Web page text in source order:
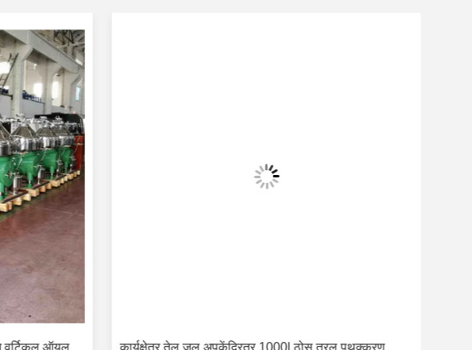
वर्टिकल ऑयल
कार्यक्षेत्र तेल जल अपकेंद्रित्र 1000l ठोस तरल पृथक्करण